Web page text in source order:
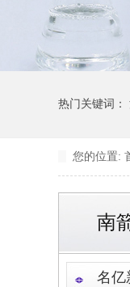
热门关键词：
您的位置:
南
名亿